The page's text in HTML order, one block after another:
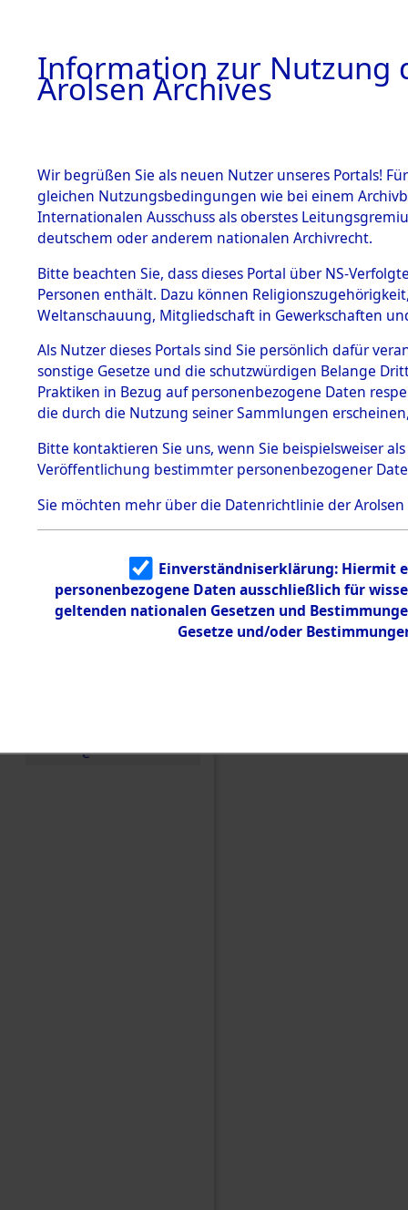
BILD
BESTÄNDE
1.
mente
5. Verschiedenes
5.3
Todesmärsche
5.3.1 Alliierte
Erhebungen
zu
Todesmärsch
en
5.3.2
Identifizierun
5.3.3
Todesmärsch
e
Dead -
Identifizierung...
0052 (84615506)
Einen Kommentar
Identification of
Ergebnisse der
Information zur Nutzung
Arolsen Archives
Wir begrüßen Sie als neuen Nutzer unseres Portals!
gleichen Nutzungsbedingungen wie bei einem
Internationalen Ausschuss als oberstes
deutschem oder anderem nationalen Archivrecht.
Bitte beachten Sie, dass dieses Portal über NS-
Personen enthält. Dazu können
Weltanschauung, Mitgliedschaft in Gewerkschaften
Als Nutzer dieses Portals sind Sie persönlich dafür
sonstige Gesetze und die schutzwürdigen Belange
Praktiken in Bezug auf personenbezogene Daten
die durch die Nutzung seiner Sammlungen
Bitte kontaktieren Sie uns, wenn Sie beispielsweiser
Veröffentlichung bestimmter personenbezogener
Sie möchten mehr über die Datenrichtlinie der Arolsen
Einverständniserklärung: Hiermit
personenbezogene Daten ausschließlich für
geltenden nationalen Gesetzen und
Gesetze und/oder